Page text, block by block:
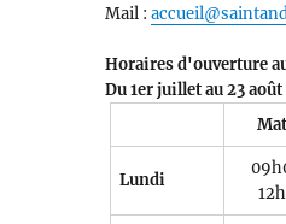
Mail :
Horaires d'ouverture
Du 1er juillet au 23
Lundi